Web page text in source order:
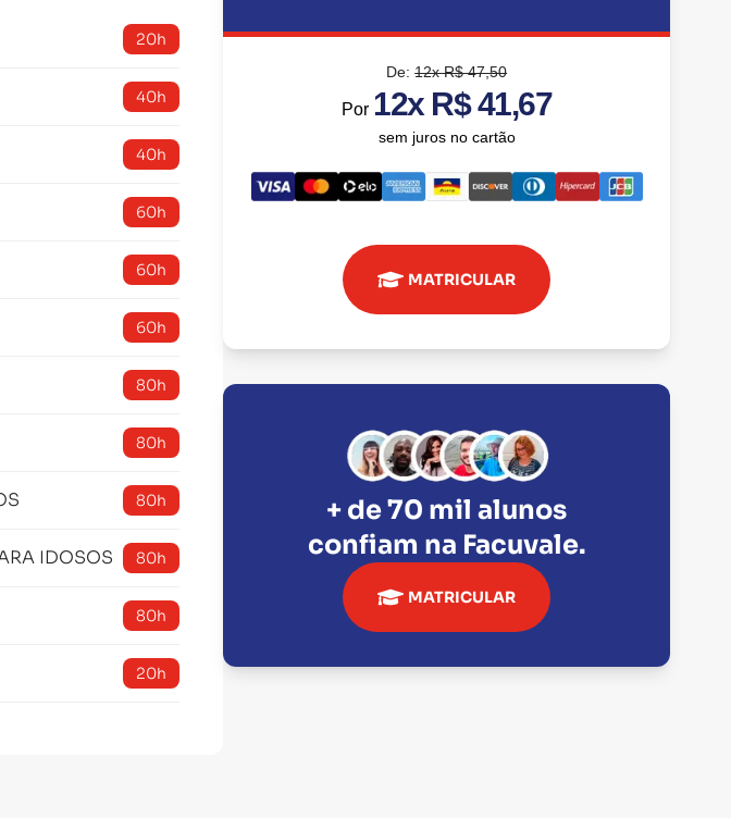
20h
40h
40h
60h
60h
60h
80h
80h
80h
IDOSOS 80h
80h
20h
De:12x R$ 47,50
Por 12x R$ 41,67
sem juros no cartão
MATRICULAR
+ de 70 mil alunos
confiam na Facuvale.
MATRICULAR